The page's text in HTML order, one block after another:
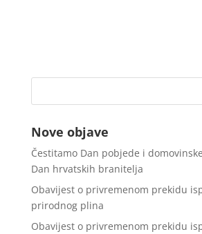
Nove objave
Čestitamo Dan pobjede i
Dan hrvatskih branitelja
Obavijest o privremenom prekidu
prirodnog plina
Obavijest o privremenom prekidu